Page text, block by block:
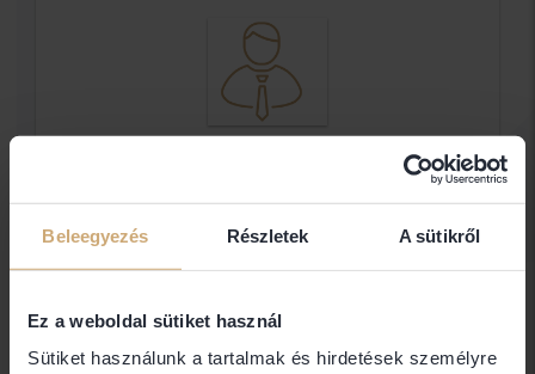
Beleegyezés Részletek A sütikről
Ez a weboldal sütiket használ
Sütiket használunk a tartalmak és hirdetések személyre
Dr. Dadi Eszter Ügyvéd
Dadi Ügyvédi Iroda
Elérhetőségek